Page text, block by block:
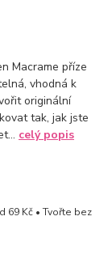
Macrame příze
vhodná k
originální
tak, jak jste
celý popis
69 Kč • Tvořte bez